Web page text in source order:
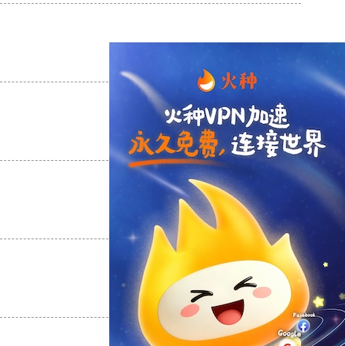
支持 [0] 反对[0]
支持[0] 反对
支持[0] 反对[0]